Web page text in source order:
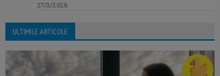
27/3/2026
ULTIMILE ARTICOLE